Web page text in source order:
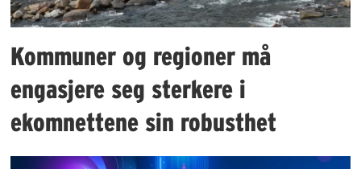
Kommuner og regioner må
engasjere seg sterkere i
ekomnettene sin robusthet